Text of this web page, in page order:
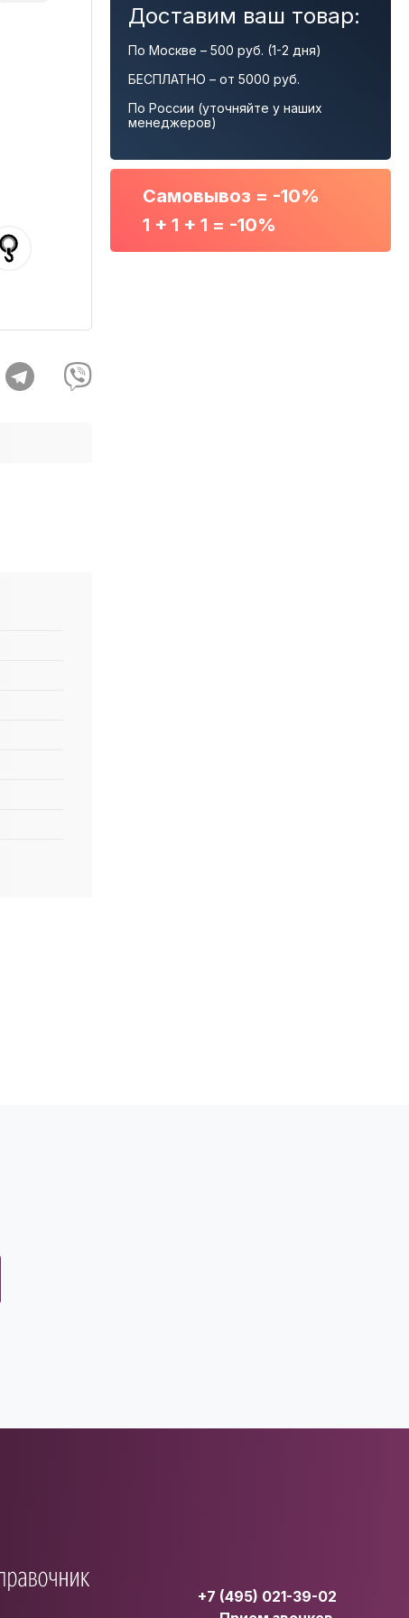
Доставим ваш товар:
По Москве – 500 руб. (1-2 дня)
БЕСПЛАТНО – от 5000 руб.
По России (уточняйте у наших
менеджеров)
Самовывоз = -10%
1 + 1 + 1 = -10%
+7 (495) 021-39-02